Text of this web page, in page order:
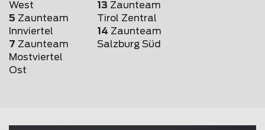
West
5 Zaunteam
Innviertel
7 Zaunteam
Mostviertel
Ost
13 Zaunteam
Tirol Zentral
14 Zaunteam
Salzburg Süd